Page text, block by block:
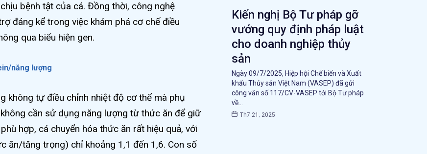
bệnh tật của cá. Đồng thời, công nghệ
đáng kể trong việc khám phá cơ chế điều
qua biểu hiện gen.
năng lượng
không tự điều chỉnh nhiệt độ cơ thể mà phụ
cần sử dụng năng lượng từ thức ăn để giữ
hợp, cá chuyển hóa thức ăn rất hiệu quả, với
ăn/tăng trọng) chỉ khoảng 1,1 đến 1,6. Con số
Kiến nghị Bộ Tư pháp gỡ
vướng quy định pháp luật
cho doanh nghiệp thủy
sản
Ngày 09/7/2025, Hiệp hội Chế biến và Xuất
khẩu Thủy sản Việt Nam (VASEP) đã gửi
công văn số 117/CV-VASEP tới Bộ Tư pháp
về…
Th7 21, 2025